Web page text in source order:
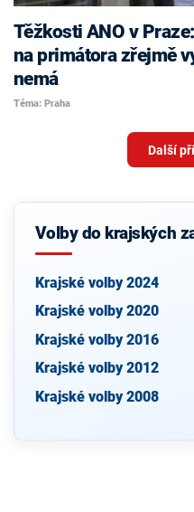
Těžkosti ANO v
na primátora zřejmě
nemá
Téma: Praha
Další
Volby do krajských
Krajské volby 2024
Krajské volby 2020
Krajské volby 2016
Krajské volby 2012
Krajské volby 2008